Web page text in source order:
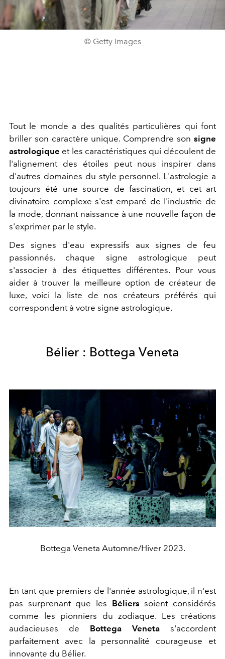
© Getty Images
Tout le monde a des qualités particulières qui font
briller son caractère unique. Comprendre son signe
astrologique et les caractéristiques qui découlent de
l'alignement des étoiles peut nous inspirer dans
d'autres domaines du style personnel. L'astrologie a
toujours été une source de fascination, et cet art
divinatoire complexe s'est emparé de l'industrie de
la mode, donnant naissance à une nouvelle façon de
s'exprimer par le style.
Des signes d'eau expressifs aux signes de feu
passionnés, chaque signe astrologique peut
s'associer à des étiquettes différentes. Pour vous
aider à trouver la meilleure option de créateur de
luxe, voici la liste de nos créateurs préférés qui
correspondent à votre signe astrologique.
Bélier : Bottega Veneta
Bottega Veneta Automne/Hiver 2023.
En tant que premiers de l'année astrologique, il n'est
pas surprenant que les Béliers soient considérés
comme les pionniers du zodiaque. Les créations
audacieuses de Bottega Veneta s'accordent
parfaitement avec la personnalité courageuse et
innovante du Bélier.